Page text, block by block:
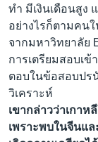
ทำ มีเงินเดือนสูง
อย่างไรก็ตามคนใ
จากมหาวิทยาลัย
การเตรียมสอบเข้
ตอบในข้อสอบปร
วิเคราะห์
เขากล่าวว่าเกา
เพราะพบในจีนแ